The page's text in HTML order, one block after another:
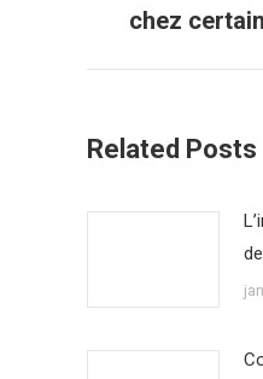
précédent
chez
Related Posts